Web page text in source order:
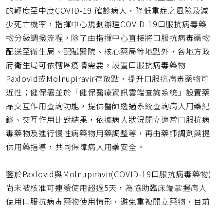
的輕度至中度COVID-19 確診病人，降低重症之風險及減
少死亡機率，指揮中心規劃辦理COVID-19口服抗病毒藥
物分級調撥流程，除了由指揮中心直接將口服抗病毒藥物
配送至衛生局、配賦醫院、核心藥局等地點外，各地方政
府衛生局可依轄區疫情需要，設置口服抗病毒藥物
Paxlovid或Molnupiravir存放點，提升口服抗病毒藥物可
近性；健保署並於「健保醫療資訊雲端查詢系統」設置藥
品交互作用查詢功能，提供醫師透過系統查詢病人用藥紀
錄、交互作用比對結果，依據病人狀況開立適當口服抗病
毒藥物及進行慢性病藥物用藥調整等，再由藥師調劑與提
供用藥指導，共同保障病人用藥安全。
鑒於Paxlovid與Molnupiravir(COVID-19口服抗病毒藥物)
尚未被核准可連續使用超過5天，為協助臨床端掌握病人
使用口服抗病毒藥物使用情形，避免重複開立藥物，目前